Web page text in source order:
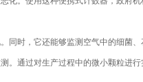
时，它还能够监测空气中的细菌、
。通过对生产过程中的微小颗粒进